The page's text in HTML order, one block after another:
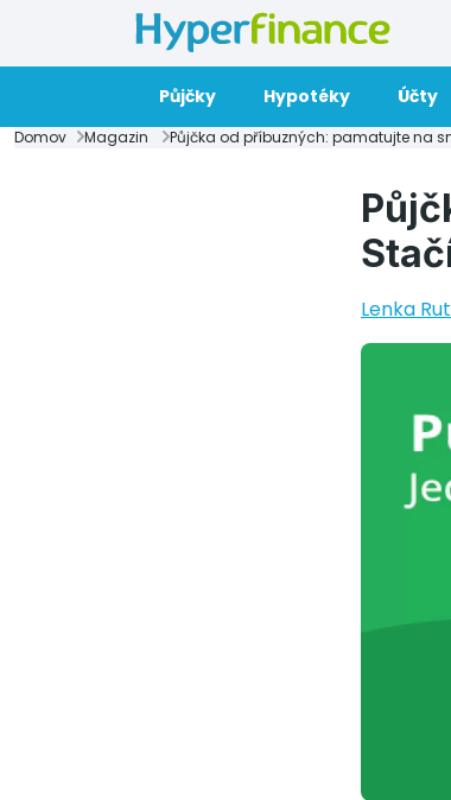
Půjčky Hypotéky Účty
Domov Magazin Půjčka od příbuzných: pamatujte na
Lenka